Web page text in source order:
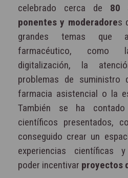
celebrado cerca de 80
ponentes y moderadores
grandes temas que
farmacéutico, como
digitalización, la
problemas de suministro
farmacia asistencial o la
También se ha
científicos presentados,
conseguido crear un
experiencias científicas
poder incentivar proyectos